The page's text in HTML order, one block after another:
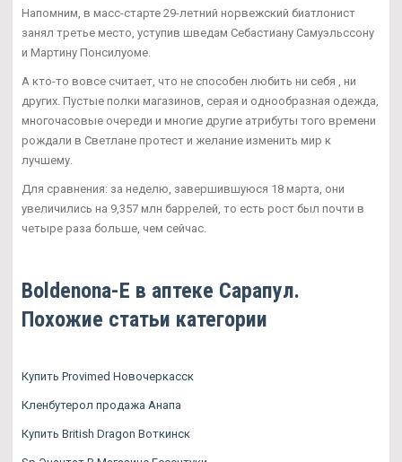
Напомним, в масс-старте 29-летний норвежский биатлонист
занял третье место, уступив шведам Себастиану Самуэльссону
и Мартину Понсилуоме.
А кто-то вовсе считает, что не способен любить ни себя , ни
других. Пустые полки магазинов, серая и однообразная одежда,
многочасовые очереди и многие другие атрибуты того времени
рождали в Светлане протест и желание изменить мир к
лучшему.
Для сравнения: за неделю, завершившуюся 18 марта, они
увеличились на 9,357 млн баррелей, то есть рост был почти в
четыре раза больше, чем сейчас.
Boldenona-E в аптеке Сарапул.
Похожие статьи категории
Купить Provimed Новочеркасск
Кленбутерол продажа Анапа
Купить British Dragon Воткинск